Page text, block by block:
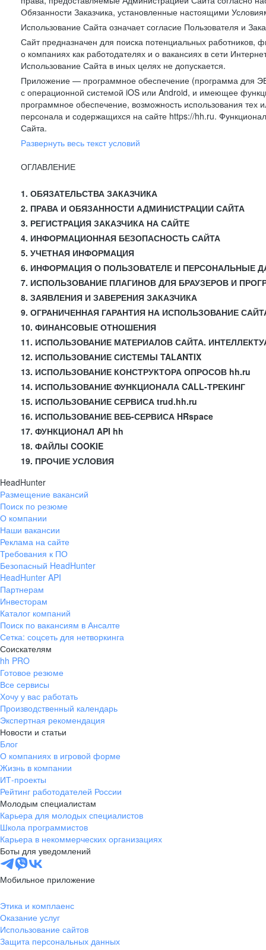
Обязанности Заказчика, установленные настоящими
Использование Сайта означает согласие Пользователя и
Сайт предназначен для поиска потенциальных
о компаниях как работодателях и о вакансиях в сети
Использование Сайта в иных целях не допускается.
Приложение — программное обеспечение (программа для
с операционной системой iOS или Android, и имеющее
программное обеспечение, возможность использования
персонала и содержащихся на сайте https://hh.ru.
Сайта.
Развернуть весь текст условий
ОГЛАВЛЕНИЕ
1. ОБЯЗАТЕЛЬСТВА ЗАКАЗЧИКА
2. ПРАВА И ОБЯЗАННОСТИ АДМИНИСТРАЦИИ САЙТА
3. РЕГИСТРАЦИЯ ЗАКАЗЧИКА НА САЙТЕ
4. ИНФОРМАЦИОННАЯ БЕЗОПАСНОСТЬ САЙТА
5. УЧЕТНАЯ ИНФОРМАЦИЯ
6. ИНФОРМАЦИЯ О ПОЛЬЗОВАТЕЛЕ И ПЕРСОНАЛЬНЫЕ
7. ИСПОЛЬЗОВАНИЕ ПЛАГИНОВ ДЛЯ БРАУЗЕРОВ И
8. ЗАЯВЛЕНИЯ И ЗАВЕРЕНИЯ ЗАКАЗЧИКА
9. ОГРАНИЧЕННАЯ ГАРАНТИЯ НА ИСПОЛЬЗОВАНИЕ
10. ФИНАНСОВЫЕ ОТНОШЕНИЯ
11. ИСПОЛЬЗОВАНИЕ МАТЕРИАЛОВ САЙТА.
12. ИСПОЛЬЗОВАНИЕ СИСТЕМЫ TALANTIX
13. ИСПОЛЬЗОВАНИЕ КОНСТРУКТОРА ОПРОСОВ hh.ru
14. ИСПОЛЬЗОВАНИЕ ФУНКЦИОНАЛА CALL-ТРЕКИНГ
15. ИСПОЛЬЗОВАНИЕ СЕРВИСА trud.hh.ru
16. ИСПОЛЬЗОВАНИЕ ВЕБ-СЕРВИСА HRspace
17. ФУНКЦИОНАЛ API hh
18. ФАЙЛЫ COOKIE
19. ПРОЧИЕ УСЛОВИЯ
HeadHunter
Размещение вакансий
Поиск по резюме
О компании
Наши вакансии
Реклама на сайте
Требования к ПО
Безопасный HeadHunter
HeadHunter API
Партнерам
Инвесторам
Каталог компаний
Поиск по вакансиям в Ансалте
Сетка: соцсеть для нетворкинга
Соискателям
hh PRO
Готовое резюме
Все сервисы
Хочу у вас работать
Производственный календарь
Экспертная рекомендация
Новости и статьи
Блог
О компаниях в игровой форме
Жизнь в компании
ИТ-проекты
Рейтинг работодателей России
Молодым специалистам
Карьера для молодых специалистов
Школа программистов
Карьера в некоммерческих организациях
Боты для уведомлений
Мобильное приложение
Этика и комплаенс
Оказание услуг
Использование сайтов
Защита персональных данных